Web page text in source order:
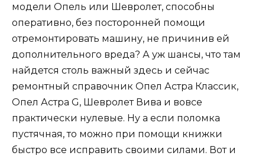
модели Опель или Шевролет, способны
оперативно, без посторонней помощи
отремонтировать машину, не причинив ей
дополнительного вреда? А уж шансы, что там
найдется столь важный здесь и сейчас
ремонтный справочник Опел Астра Классик,
Опел Астра G, Шевролет Вива и вовсе
практически нулевые. Ну а если поломка
пустячная, то можно при помощи книжки
быстро все исправить своими силами. Вот и